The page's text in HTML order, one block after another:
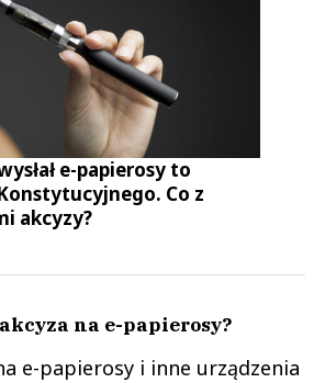
e-papierosy to
Co z
akcyzy?
na e-papierosy?
e-papierosy i inne urządzenia